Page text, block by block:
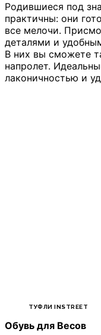
Родившиеся под
практичны: они
все мелочи.
деталями и
В них вы сможете
напролет.
лаконичностью и
ТУФЛИ INSTREET
Обувь для Весов